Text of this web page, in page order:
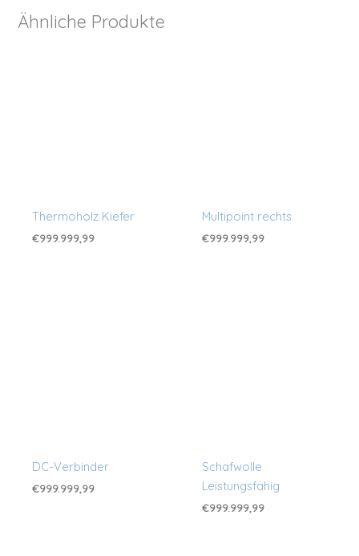
Ähnliche Produkte
Thermoholz Kiefer
€999.999,99
Multipoint rechts
€999.999,99
DC-Verbinder
€999.999,99
Schafwolle
Leistungsfähig
€999.999,99